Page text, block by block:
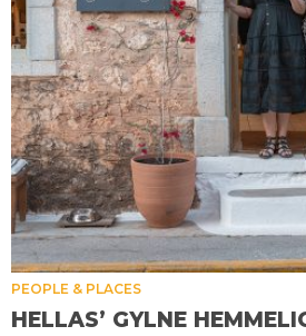
PEOPLE & PLACES
HELLAS’ GYLNE